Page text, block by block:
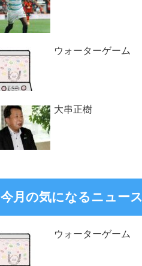
ウォーターゲーム
大串正樹
今月の気になるニュース
ウォーターゲーム